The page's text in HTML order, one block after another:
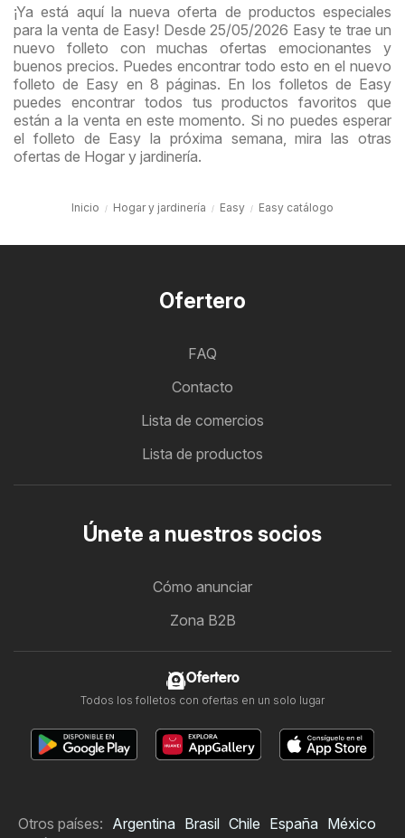
¡Ya está aquí la nueva oferta de productos especiales
para la venta de Easy! Desde 25/05/2026 Easy te trae un
nuevo folleto con muchas ofertas emocionantes y
buenos precios. Puedes encontrar todo esto en el nuevo
folleto de Easy en 8 páginas. En los folletos de Easy
puedes encontrar todos tus productos favoritos que
están a la venta en este momento. Si no puedes esperar
el folleto de Easy la próxima semana, mira las otras
ofertas de Hogar y jardinería.
Inicio Hogar y jardinería Easy Easy catálogo
Ofertero
FAQ
Contacto
Lista de comercios
Lista de productos
Únete a nuestros socios
Cómo anunciar
Zona B2B
Ofertero
Todos los folletos con ofertas en un solo lugar
Otros países: Argentina Brasil Chile España México